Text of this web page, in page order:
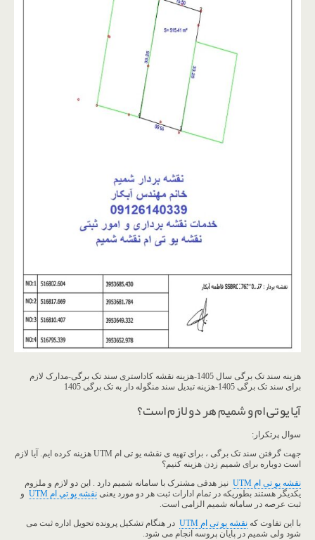
هزینه سند تک برگی سال 1405-هزینه نقشه کاداستری سند تک برگی-مدارک لازم
برای سند تک برگی 1405-هزینه تبدیل سند منگوله دار به تک برگی 1405
آیا یو تی ام و شمیم هر دو لازم است؟
سوال پرتکرار:
جهت گرفتن سند تک برگی ، برای تهیه ی نقشه یو تی ام UTM هزینه کرده ایم. آیا لازم
است دوباره برای شمیم زدن هزینه کنیم؟
نقشه یو تی ام UTM
نیز هدفی مشترک با سامانه شمیم دارد . این دو لازم و ملزوم
یکدیگر هستند بطوریکه در تمام ادارات ثبت هر دو مورد یعنی نقشه یو تی ام UTM
و
ثبت عرصه در سامانه شمیم الزامی است.
با این تفاوت که نقشه یو تی ام UTM
در هنگام تشکیل پرونده تحویل اداره ثبت می
شود ولی شمیم در پایان پروسه انجام می شود.